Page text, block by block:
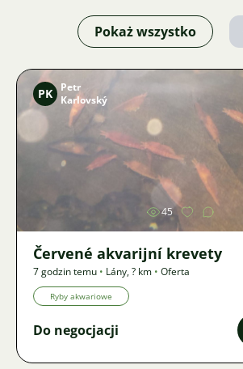
Pokaż wszystko
Zdjęcie
PK
Petr
Karlovský
45
Červené akvarijní krevety
7 godzin temu • Lány,? km • Oferta
Ryby akwariowe
Do negocjacji